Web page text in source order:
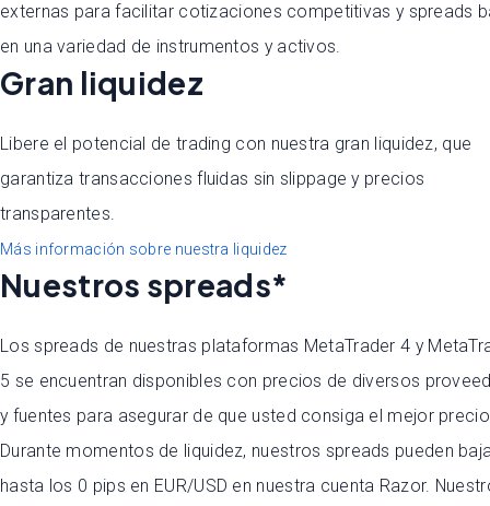
externas para facilitar cotizaciones competitivas y spreads
en una variedad de instrumentos y activos.
Gran liquidez
Libere el potencial de trading con nuestra gran liquidez, que
garantiza transacciones fluidas sin slippage y precios
transparentes.
Más información sobre nuestra liquidez
Nuestros spreads*
Los spreads de nuestras plataformas MetaTrader 4 y
5 se encuentran disponibles con precios de diversos
y fuentes para asegurar de que usted consiga el mejor
Durante momentos de liquidez, nuestros spreads pueden
hasta los 0 pips en EUR/USD en nuestra cuenta Razor.